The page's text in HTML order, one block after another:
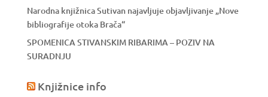
Narodna knjižnica Sutivan najavljuje objavljivanje „Nove
bibliografije otoka Brača“
SPOMENICA STIVANSKIM RIBARIMA – POZIV NA
SURADNJU
Knjižnice info